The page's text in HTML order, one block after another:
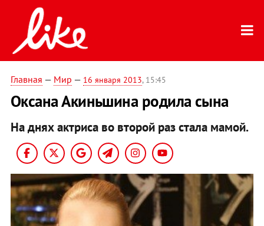
Главная — Мир — 16 января 2013, 15:45
Оксана Акиньшина родила сына
На днях актриса во второй раз стала мамой.